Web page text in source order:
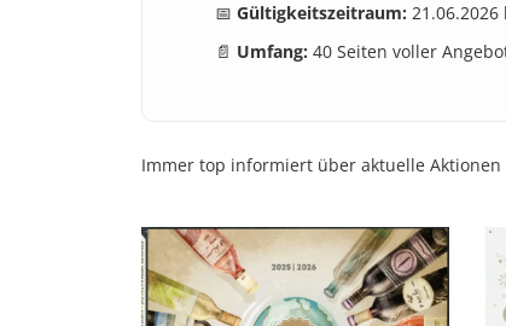
📅 Gültigkeitszeitraum: 21.06.2026
📄 Umfang: 40 Seiten voller
Immer top informiert über aktuelle